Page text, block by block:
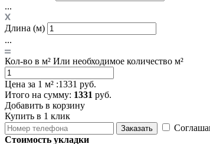
...
Длина (м)
...
Кол-во в м² Или необходимое количество м²
Цена за 1 м² :1331 руб.
Итого на сумму: 1331 руб.
Добавить в корзину
Купить в 1 клик
Заказать
Стоимость укладки